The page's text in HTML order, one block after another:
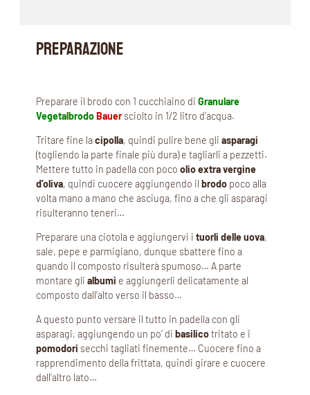
PREPARAZIONE
Preparare il brodo con 1 cucchiaino di Granulare
VegetalbrodoBauer sciolto in 1/2 litro d’acqua.
Tritare fine lacipolla, quindi pulire bene gli asparagi
(togliendo la parte finale più dura) e tagliarli a pezzetti.
Mettere tutto in padella con poco olio extra vergine
d’oliva, quindi cuocere aggiungendo il brodo poco alla
volta mano a mano che asciuga, fino a che gli asparagi
risulteranno teneri…
Preparare una ciotola e aggiungervi i tuorli delle uova,
sale, pepe e parmigiano, dunque sbattere fino a
quando il composto risulterà spumoso… A parte
montare gli albumi e aggiungerli delicatamente al
composto dall’alto verso il basso…
A questo punto versare il tutto in padella con gli
asparagi, aggiungendo un po’ di basilicotritato e i
pomodori secchi tagliati finemente… Cuocere fino a
rapprendimento della frittata, quindi girare e cuocere
dall’altro lato…